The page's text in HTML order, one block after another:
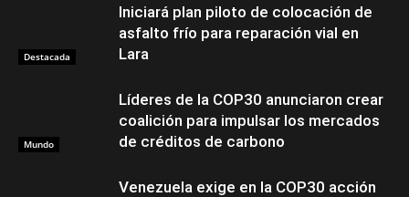
Destacada
Iniciará plan piloto de colocación de
asfalto frío para reparación vial en
Lara
Mundo
Líderes de la COP30 anunciaron crear
coalición para impulsar los mercados
de créditos de carbono
Venezuela exige en la COP30 acción